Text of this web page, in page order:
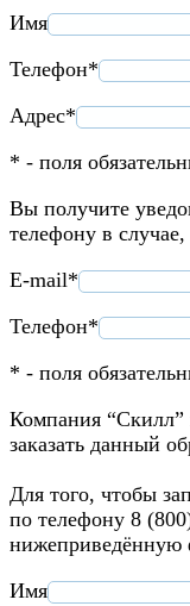
Имя
Телефон*
Адрес*
* - поля
Вы получите
телефону в
E-mail*
Телефон*
* - поля
Компания “Скилл”
заказать данный
Для того, чтобы
по телефону 8
нижеприведённую
Имя